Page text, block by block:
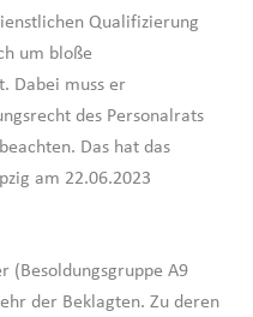
Qualifizierung
um bloße
Dabei muss er
des Personalrats
Das hat das
am 22.06.2023
(Besoldungsgruppe A9
der Beklagten. Zu deren